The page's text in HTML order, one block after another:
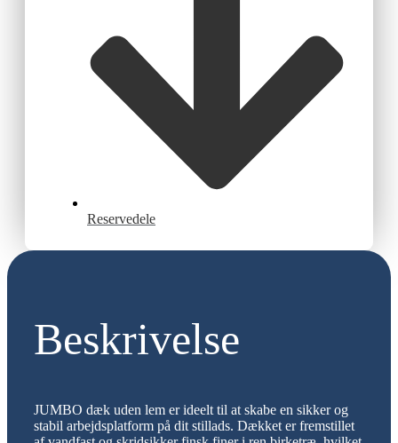
Reservedele
Beskrivelse
JUMBO dæk uden lem er ideelt til at skabe en sikker og
stabil arbejdsplatform på dit stillads. Dækket er fremstillet